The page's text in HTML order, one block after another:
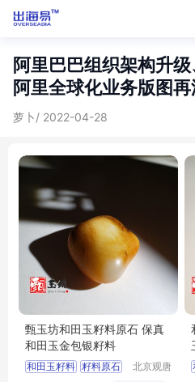
阿里巴巴组织架构升级
阿里全球化业务版图
萝卜/ 2022-04-28
甄玉坊和田玉籽料原石 保真
和田玉金包银籽料
和田玉籽料 籽料原石
北京观唐